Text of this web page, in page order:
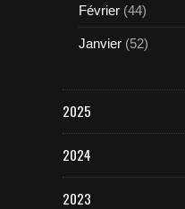
Février (44)
Janvier (52)
2025
2024
2023